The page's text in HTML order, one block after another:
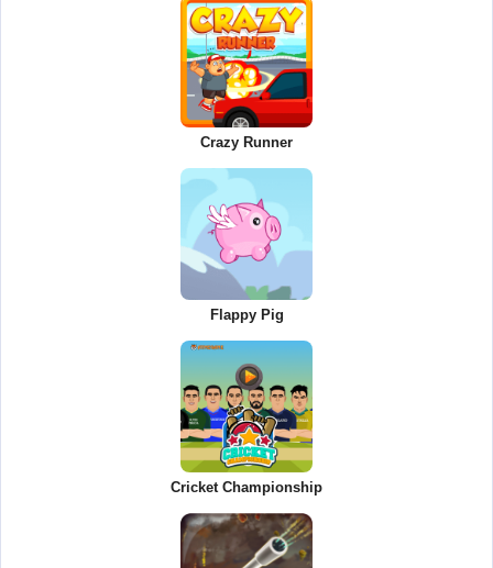
Crazy Runner
Flappy Pig
Cricket Championship